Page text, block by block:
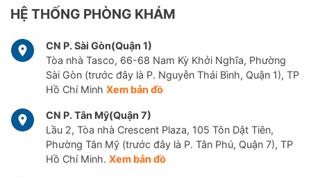
độ ăn uống, chương trình tập thể dục tại
Mặc dù các tác động vật lý bằng tay lên cơ
thể bệnh nhân được thực hiện nhẹ nhàng,
một số người tập trị liệu Osteopathy vẫn có
thể cảm thấy đau trong vòng 24 đến 48 giờ
đầu tiên do họ vẫn thực hiện các công việc
thể chất bình thường.
Kế hoạch điều trị
Thời gian tối thiểu 1 tuần giữa 2 lần tư
HỆ THỐNG PHÒNG KHÁM
CN P. Sài Gòn(Quận 1)
Tòa nhà Tasco, 66-68 Nam Kỳ Khởi Nghĩa, Phường
Sài Gòn (trước đây là P. Nguyễn Thái Bình, Quận 1), TP
Hồ Chí Minh Xem bản đồ
CN P. Tân Mỹ(Quận 7)
Lầu 2, Tòa nhà Crescent Plaza, 105 Tôn Dật Tiên,
Phường Tân Mỹ (trước đây là P. Tân Phú, Quận 7), TP
Hồ Chí Minh. Xem bản đồ